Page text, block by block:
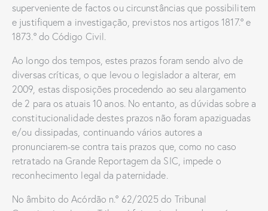
superveniente de factos ou circunstâncias que possibilitem
e justifiquem a investigação, previstos nos artigos 1817.º e
1873.º do Código Civil.
Ao longo dos tempos, estes prazos foram sendo alvo de
diversas críticas, o que levou o legislador a alterar, em
2009, estas disposições procedendo ao seu alargamento
de 2 para os atuais 10 anos. No entanto, as dúvidas sobre a
constitucionalidade destes prazos não foram apaziguadas
e/ou dissipadas, continuando vários autores a
pronunciarem-se contra tais prazos que, como no caso
retratado na Grande Reportagem da SIC, impede o
reconhecimento legal da paternidade.
No âmbito do Acórdão n.º 62/2025 do Tribunal